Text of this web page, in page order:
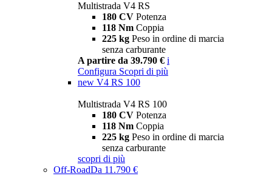
Multistrada V4 RS
180 CV Potenza
118 Nm Coppia
225 kg Peso in ordine di marcia
senza carburante
A partire da 39.790 € i
Configura Scopri di più
new V4 RS 100
Multistrada V4 RS 100
180 CV Potenza
118 Nm Coppia
225 kg Peso in ordine di marcia
senza carburante
scopri di più
Off-RoadDa 11.790 €